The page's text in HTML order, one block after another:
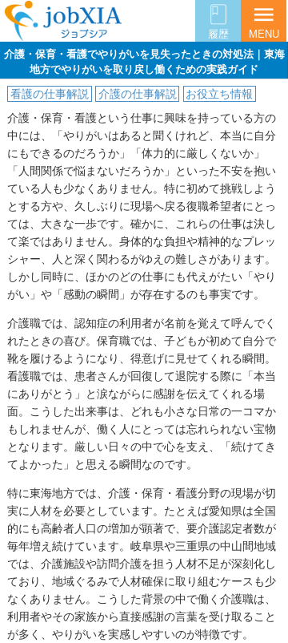
履歴
menu
MENU
介護・保育・看護でやりがいを見失ったときの対処法｜東海
地方でやりがいを取り戻し働くための実践ガイド
看護の仕事解説 介護の仕事解説
お役立ち情報
介護・保育・看護という仕事に興味を持っている方の
中には、「やりがいはあると聞くけれど、本当に自分
にもできるのだろうか」「体力的に厳しくないか」
「人間関係で悩まないだろうか」といった不安を抱い
ている人も少なくありません。特に初めて挑戦しよう
とする方や、久しぶりに現場へ戻る復職希望者にとっ
ては、大きな一歩です。確かに、これらの仕事は決し
て楽ではありません。身体的な負担や精神的なプレッ
シャー、人と深く関わるがゆえの難しさがあります。
しかし同時に、ほかのどの仕事にも代えがたい「やり
がい」や「感動の瞬間」が存在するのも事実です。
介護職では、認知症の利用者が名前を覚えて呼んでく
れたときの喜び。保育職では、子どもが初めて自分で
靴を履けるようになり、得意げに見せてくれる瞬間。
看護職では、患者さんが回復して退院する際に「本当
にありがとう」と涙ながらに感謝を伝えてくれる場
面。こうした出来事は、どれも小さな日常の一コマか
もしれませんが、働く人にとっては忘れられない宝物
となります。厳しい日々の中で心を支え、「続けてき
てよかった」と思える瞬間なのです。
特に東海地方では、介護・保育・看護分野の現場が切
実に人材を必要としています。たとえば愛知県は全国
的にも高齢者人口の増加が顕著で、要介護認定者数が
毎年増え続けています。岐阜県や三重県の中山間地域
では、介護施設や訪問介護を担う人材不足が深刻化し
ており、地域ぐるみで人材確保に取り組むケースも少
なくありません。こうした背景の中で働く介護職は、
利用者やその家族から直接感謝の言葉を受け取ること
が多く、やりがいを実感しやすいのが特徴です。